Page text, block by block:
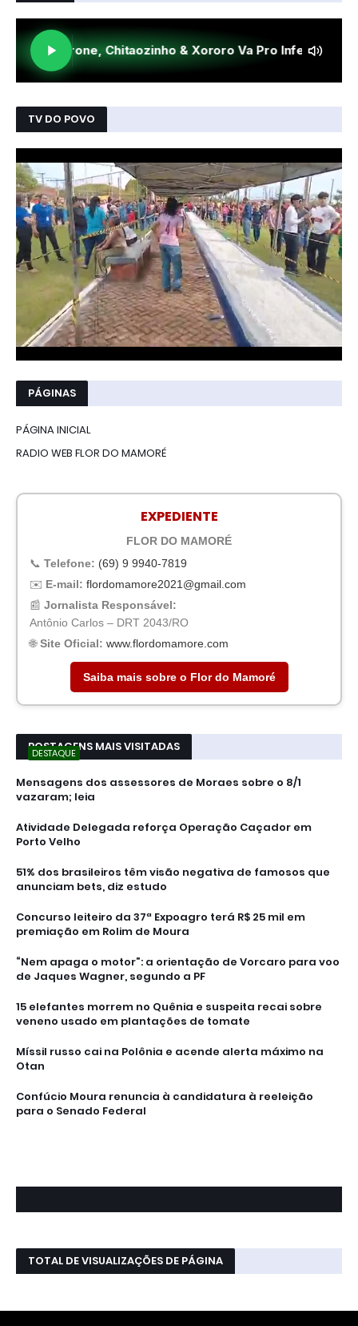
TV DO POVO
PÁGINAS
PÁGINA INICIAL
RADIO WEB FLOR DO MAMORÉ
EXPEDIENTE
FLOR DO MAMORÉ
📞 Telefone: (69) 9 9940-7819
✉️ E-mail: flordomamore2021@gmail.com
📰 Jornalista Responsável:
Antônio Carlos – DRT 2043/RO
🌐Site Oficial: www.flordomamore.com
Saiba mais sobre o Flor do Mamoré
POSTAGENS MAIS VISITADAS
DESTAQUE
Mensagens dos assessores de Moraes sobre o 8/1
vazaram; leia
Atividade Delegada reforça Operação Caçador em
Porto Velho
51% dos brasileiros têm visão negativa de famosos que
anunciam bets, diz estudo
Concurso leiteiro da 37ª Expoagro terá R$ 25 mil em
premiação em Rolim de Moura
“Nem apaga o motor”: a orientação de Vorcaro para voo
de Jaques Wagner, segundo a PF
15 elefantes morrem no Quênia e suspeita recai sobre
veneno usado em plantações de tomate
Míssil russo cai na Polônia e acende alerta máximo na
Otan
Confúcio Moura renuncia à candidatura à reeleição
para o Senado Federal
TOTAL DE VISUALIZAÇÕES DE PÁGINA